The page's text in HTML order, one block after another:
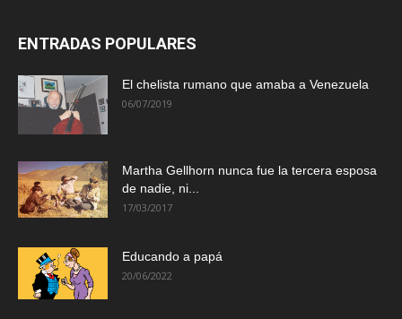
ENTRADAS POPULARES
El chelista rumano que amaba a Venezuela
06/07/2019
Martha Gellhorn nunca fue la tercera esposa
de nadie, ni...
17/03/2017
Educando a papá
20/06/2022